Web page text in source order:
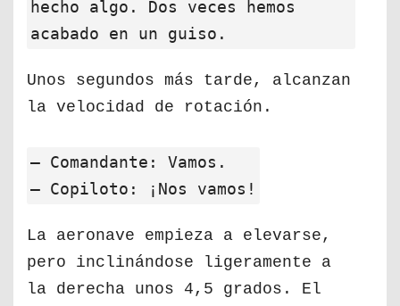
hecho algo. Dos veces hemos
acabado en un guiso.
Unos segundos más tarde, alcanzan
la velocidad de rotación.
— Comandante: Vamos.
— Copiloto: ¡Nos vamos!
La aeronave empieza a elevarse,
pero inclinándose ligeramente a
la derecha unos 4,5 grados. El